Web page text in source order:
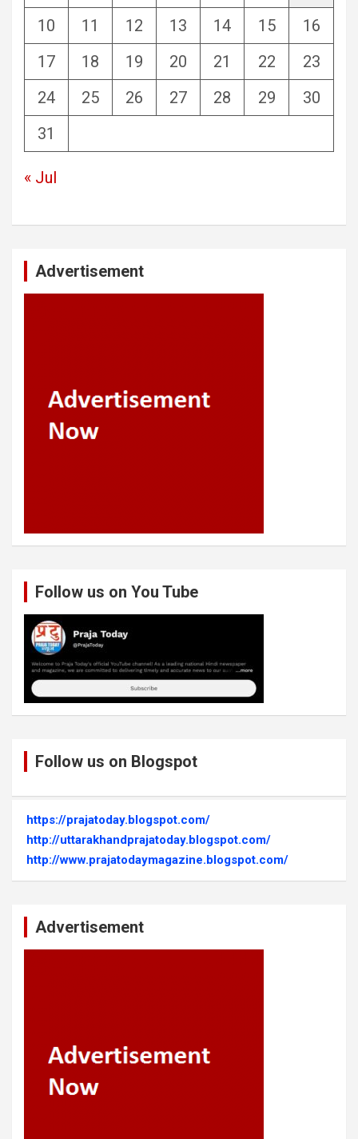
10
11 12 13 14 15
16
17
18 19 20 21 22
23
24
25 26 27 28 29
30
31
« Jul
Advertisement
Follow us on You Tube
Follow us on Blogspot
https://prajatoday.blogspot.com/
http://uttarakhandprajatoday.blogspot.com/
http://www.prajatodaymagazine.blogspot.com/
Advertisement